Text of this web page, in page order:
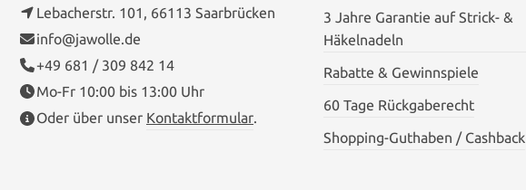
Lebacherstr. 101, 66113 Saarbrücken
info@jawolle.de
+49 681 / 309 842 14
Mo-Fr 10:00 bis 13:00 Uhr
Oder über unser Kontaktformular.
3 Jahre Garantie auf Strick- &
Häkelnadeln
Rabatte & Gewinnspiele
60 Tage Rückgaberecht
Shopping-Guthaben / Cashback